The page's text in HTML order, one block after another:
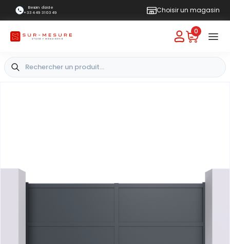
Besoin d'aide
+33 4 49 31 03 49
Choisir un magasin
0